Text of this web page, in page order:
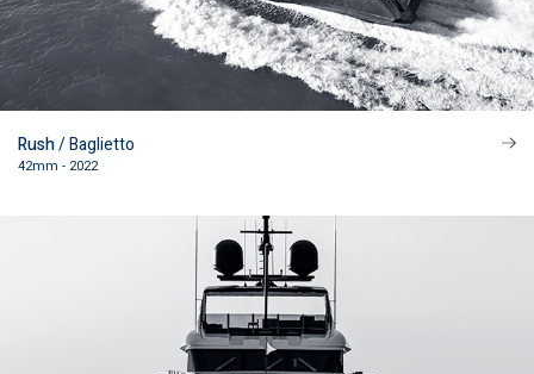
Rush/ Baglietto
42mm - 2022